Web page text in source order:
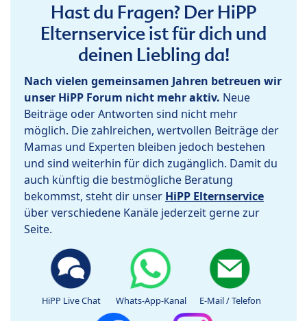
Hast du Fragen? Der HiPP
Elternservice ist für dich und
deinen Liebling da!
Nach vielen gemeinsamen Jahren betreuen wir
unser HiPP Forum nicht mehr aktiv. Neue
Beiträge oder Antworten sind nicht mehr
möglich. Die zahlreichen, wertvollen Beiträge der
Mamas und Experten bleiben jedoch bestehen
und sind weiterhin für dich zugänglich. Damit du
auch künftig die bestmögliche Beratung
bekommst, steht dir unser HiPP Elternservice
über verschiedene Kanäle jederzeit gerne zur
Seite.
HiPP Live Chat Whats-App-Kanal E-Mail / Telefon